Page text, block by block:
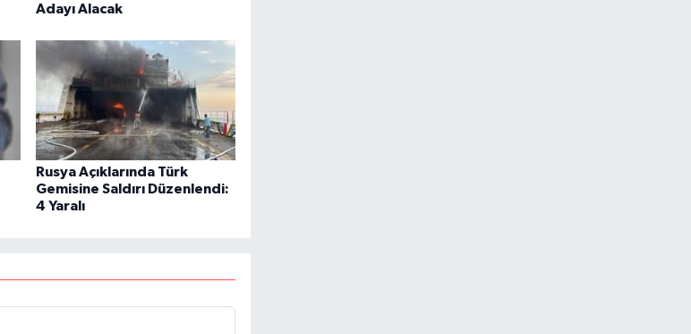
Adayı Alacak
Rusya Açıklarında Türk
Gemisine Saldırı Düzenlendi:
4 Yaralı